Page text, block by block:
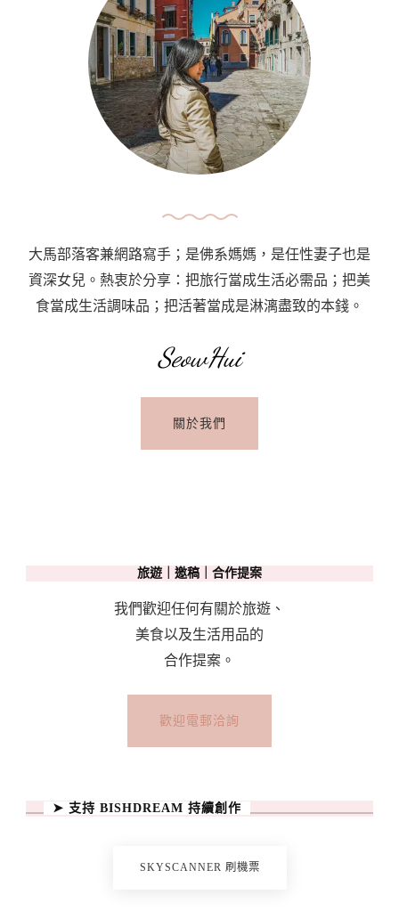
溫
室
咖
啡
店
Asow
大馬部落客兼網路寫手；是佛系媽媽，是任性妻子也是
資深女兒。熱衷於分享：把旅行當成生活必需品；把美
食當成生活調味品；把活著當成是淋漓盡致的本錢。
SeowHui
關於我們
旅遊｜邀稿｜合作提案
我們歡迎任何有關於旅遊、
美食以及生活用品的
合作提案。
歡迎電郵洽詢
➤ 支持 BISHDREAM 持續創作
SKYSCANNER 刷機票